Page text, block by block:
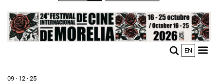
Image
EN
09 · 12 · 25